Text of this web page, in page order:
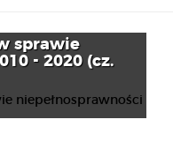
sprawie
- 2020 (cz.